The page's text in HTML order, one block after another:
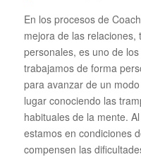
En los procesos de
mejora de las
personales, es uno de
trabajamos de forma
para avanzar de un
lugar conociendo las
habituales de la mente.
estamos en condiciones
compensen las